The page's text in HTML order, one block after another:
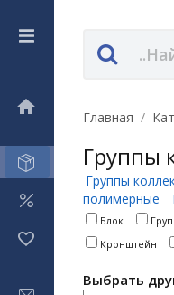
Главная /
Группы
Группы
полимерные
Блок
Кронштейн
Выбрать